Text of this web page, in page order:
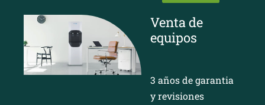
Venta de
equipos
3 años de garantia
y revisiones